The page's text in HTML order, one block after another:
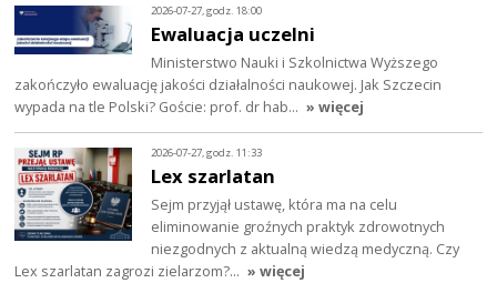
2026-07-27, godz. 18:00
Ewaluacja uczelni
Ministerstwo Nauki i Szkolnictwa Wyższego
zakończyło ewaluację jakości działalności naukowej. Jak Szczecin
wypada na tle Polski? Goście: prof. dr hab… » więcej
2026-07-27, godz. 11:33
Lex szarlatan
Sejm przyjął ustawę, która ma na celu
eliminowanie groźnych praktyk zdrowotnych
niezgodnych z aktualną wiedzą medyczną. Czy
Lex szarlatan zagrozi zielarzom?… » więcej